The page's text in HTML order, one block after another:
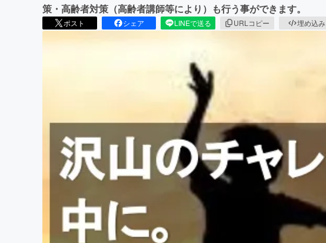
策・高齢者対策（高齢者講師等により）も行う事ができます。
ポスト シェア LINEで送る URLコピー 埋め込み